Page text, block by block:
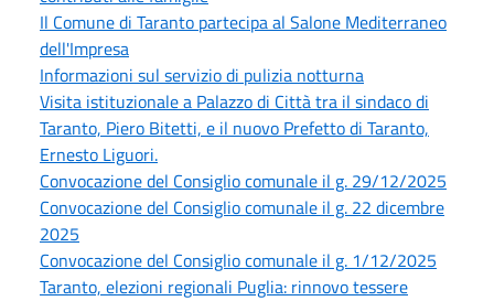
Il Comune di Taranto partecipa al Salone Mediterraneo
dell'Impresa
Informazioni sul servizio di pulizia notturna
Visita istituzionale a Palazzo di Città tra il sindaco di
Taranto, Piero Bitetti, e il nuovo Prefetto di Taranto,
Ernesto Liguori.
Convocazione del Consiglio comunale il g. 29/12/2025
Convocazione del Consiglio comunale il g. 22 dicembre
2025
Convocazione del Consiglio comunale il g. 1/12/2025
Taranto, elezioni regionali Puglia: rinnovo tessere